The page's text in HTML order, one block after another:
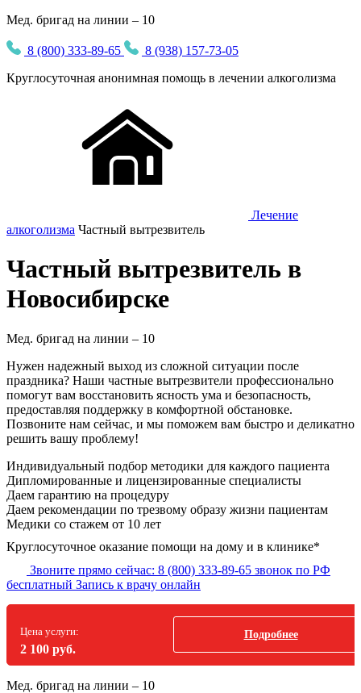
Мед. бригад на линии – 10
8 (800) 333-89-65
8 (938) 157-73-05
Круглосуточная анонимная помощь в лечении алкоголизма
Лечение
алкоголизма Частный вытрезвитель
Частный вытрезвитель в
Новосибирске
Мед. бригад на линии – 10
Нужен надежный выход из сложной ситуации после
праздника? Наши частные вытрезвители профессионально
помогут вам восстановить ясность ума и безопасность,
предоставляя поддержку в комфортной обстановке.
Позвоните нам сейчас, и мы поможем вам быстро и деликатно
решить вашу проблему!
Индивидуальный подбор методики для каждого пациента
Дипломированные и лицензированные специалисты
Даем гарантию на процедуру
Даем рекомендации по трезвому образу жизни пациентам
Медики со стажем от 10 лет
Круглосуточное оказание помощи на дому и в клинике*
Звоните прямо сейчас: 8 (800) 333-89-65 звонок по РФ
бесплатный Запись к врачу онлайн
Цена услуги:
2 100 руб.
Подробнее
Мед. бригад на линии – 10